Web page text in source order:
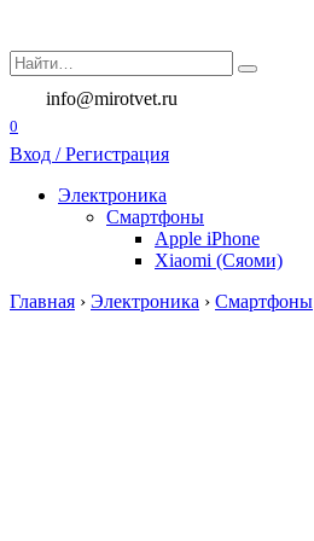
содержанию
Search
for:
info@mirotvet.ru
0
Вход / Регистрация
Электроника
Смартфоны
Apple iPhone
Xiaomi (Сяоми)
Главная › Электроника › Смартфоны